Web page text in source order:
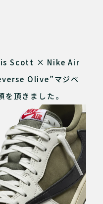
Scott × Nike Air
Olive”マジベ
頂きました。